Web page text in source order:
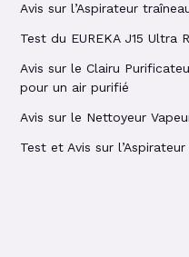
Avis sur l’Aspirateur
Test du EUREKA J15 Ultra
Avis sur le Clairu
pour un air purifié
Avis sur le Nettoyeur
Test et Avis sur